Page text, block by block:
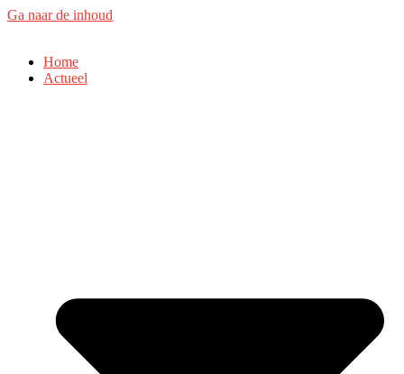
Ga naar de inhoud
Home
Actueel